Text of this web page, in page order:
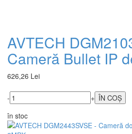
AVTECH
Cameră Bullet IP
626,26 Lei
-
+
în stoc